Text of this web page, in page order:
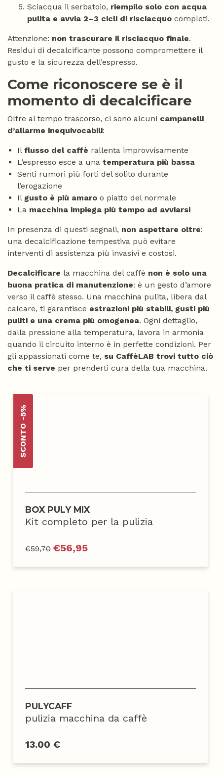
Sciacqua il serbatoio, riempilo solo con acqua
pulita e avvia 2–3 cicli di risciacquo completi.
Attenzione: non trascurare il risciacquo finale.
Residui di decalcificante possono compromettere il
gusto e la sicurezza dell’espresso.
Come riconoscere se è il
momento di decalcificare
Oltre al tempo trascorso, ci sono alcuni campanelli
d’allarme inequivocabili:
Il flusso del caffè rallenta improvvisamente
L’espresso esce a una temperatura più bassa
Senti rumori più forti del solito durante
l’erogazione
Il gusto è più amaro o piatto del normale
La macchina impiega più tempo ad avviarsi
In presenza di questi segnali, non aspettare oltre:
una decalcificazione tempestiva può evitare
interventi di assistenza più invasivi e costosi.
Decalcificare la macchina del caffè non è solo una
buona pratica di manutenzione: è un gesto d’amore
verso il caffè stesso. Una macchina pulita, libera dal
calcare, ti garantisce estrazioni più stabili, gusti più
puliti e una crema più omogenea. Ogni dettaglio,
dalla pressione alla temperatura, lavora in armonia
quando il circuito interno è in perfette condizioni. Per
gli appassionati come te, su CaffèLAB trovi tutto ciò
che ti serve per prenderti cura della tua macchina.
SCONTO -5%
BOX PULY MIX
Kit completo per la pulizia
€59,70 €56,95
PULYCAFF
pulizia macchina da caffè
13.00 €